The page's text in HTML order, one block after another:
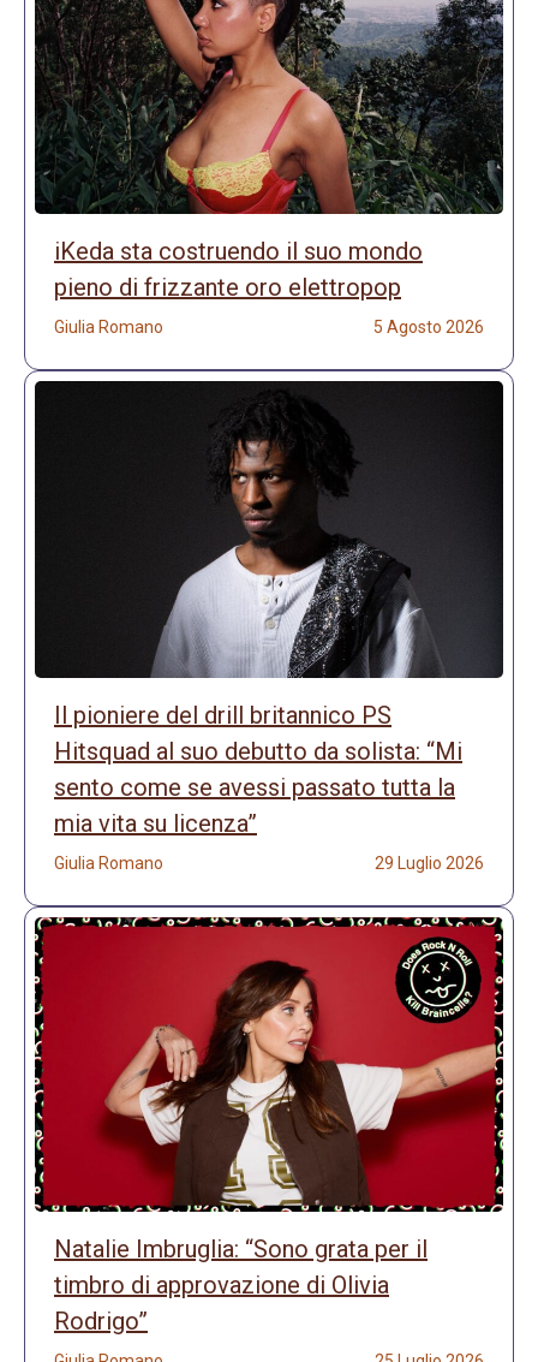
iKeda sta costruendo il suo mondo
pieno di frizzante oro elettropop
Giulia Romano 5 Agosto 2026
Il pioniere del drill britannico PS
Hitsquad al suo debutto da solista: “Mi
sento come se avessi passato tutta la
mia vita su licenza”
Giulia Romano 29 Luglio 2026
Natalie Imbruglia: “Sono grata per il
timbro di approvazione di Olivia
Rodrigo”